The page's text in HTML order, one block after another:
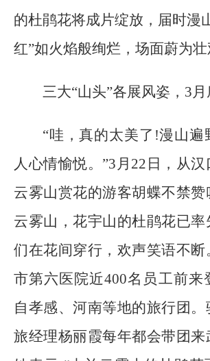
的杜鹃花将成片绽放，届时漫
红”如火焰般绚烂，场面蔚为壮
三大“山头”各展风姿，3
“哇，真的太美了!漫山遍
人心情愉悦。”3月22日，从
云雾山赏花的游客胡蝶不禁赞
云雾山，花宇山的杜鹃花已率
们在花间穿行，欢声笑语不断
市第六医院近400名员工前来
自孝感、河南等地的旅行团。
旅经理杨丽霞每年都会带团来